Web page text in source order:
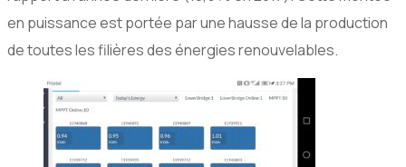
en puissance est portée par une hausse de la production
de toutes les filières des énergies renouvelables.